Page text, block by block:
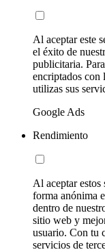
Al aceptar este
el éxito de
publicitaria.
encriptados con
utilizas sus
Google Ads
Rendimiento
Al aceptar estos
forma anónima
dentro de
sitio web y
usuario. Con tu
servicios de